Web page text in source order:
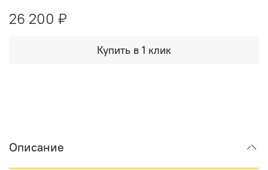
26 200 ₽
Купить в 1 клик
Описание